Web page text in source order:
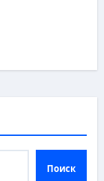
Поиск